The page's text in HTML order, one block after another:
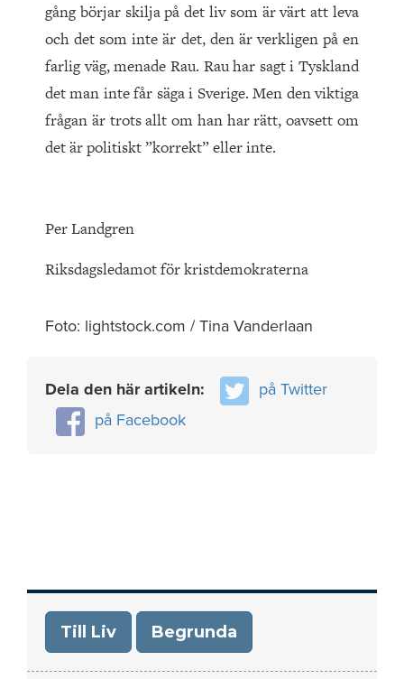
gång börjar skilja på det liv som är värt att leva
och det som inte är det, den är verkligen på en
farlig väg, menade Rau. Rau har sagt i Tyskland
det man inte får säga i Sverige. Men den viktiga
frågan är trots allt om han har rätt, oavsett om
det är politiskt ”korrekt” eller inte.
Per Landgren
Riksdagsledamot för kristdemokraterna
Foto: lightstock.com / Tina Vanderlaan
Dela den här artikeln:
på Twitter
på Facebook
Till Liv Begrunda